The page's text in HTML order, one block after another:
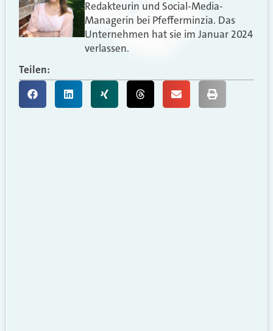
Redakteurin und Social-Media-
Managerin bei Pfefferminzia. Das
Unternehmen hat sie im Januar 2024
verlassen.
Teilen: